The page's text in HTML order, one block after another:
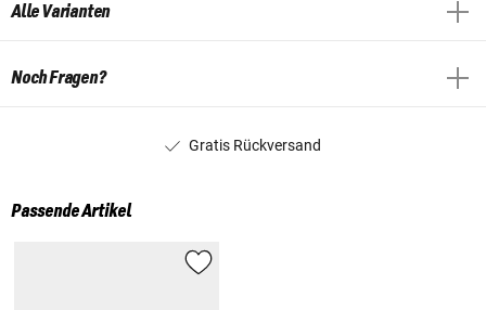
Alle Varianten
Noch Fragen?
Gratis Rückversand
Passende Artikel